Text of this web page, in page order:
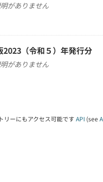
がありません
（令和５）年発行分
がありません
リーにもアクセス可能です API (see